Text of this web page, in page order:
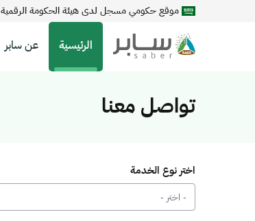
موقع حكومي مسجل لدى هيئة الحكومة الرقمية
الرئيسية عن سابر
تواصل معنا
اختر نوع الخدمة